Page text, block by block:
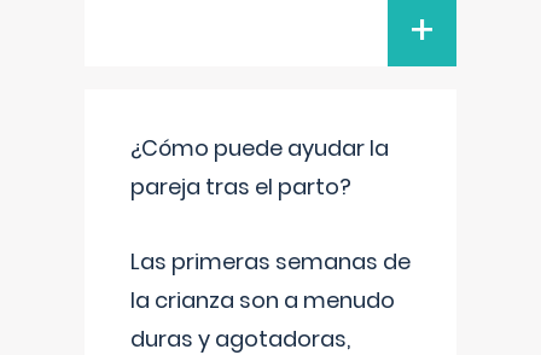
+
¿Cómo puede ayudar la
pareja tras el parto?
Las primeras semanas de
la crianza son a menudo
duras y agotadoras,